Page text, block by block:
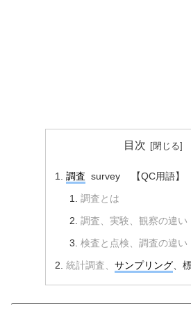
目次
調査 survey 【QC用語】
調査とは
調査、実験、観察の違い
検査と点検、調査の違い
統計調査、 サンプリング、